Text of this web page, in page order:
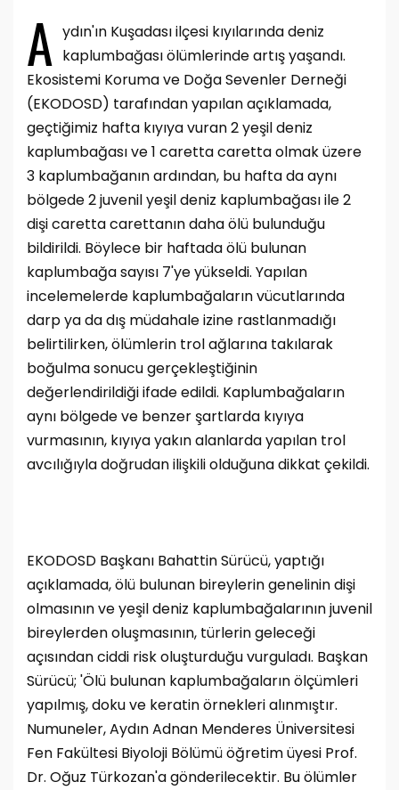
A ydın'ın Kuşadası ilçesi kıyılarında deniz
kaplumbağası ölümlerinde artış yaşandı.
Ekosistemi Koruma ve Doğa Sevenler Derneği
(EKODOSD) tarafından yapılan açıklamada,
geçtiğimiz hafta kıyıya vuran 2 yeşil deniz
kaplumbağası ve 1 caretta caretta olmak üzere
3 kaplumbağanın ardından, bu hafta da aynı
bölgede 2 juvenil yeşil deniz kaplumbağası ile 2
dişi caretta carettanın daha ölü bulunduğu
bildirildi. Böylece bir haftada ölü bulunan
kaplumbağa sayısı 7'ye yükseldi. Yapılan
incelemelerde kaplumbağaların vücutlarında
darp ya da dış müdahale izine rastlanmadığı
belirtilirken, ölümlerin trol ağlarına takılarak
boğulma sonucu gerçekleştiğinin
değerlendirildiği ifade edildi. Kaplumbağaların
aynı bölgede ve benzer şartlarda kıyıya
vurmasının, kıyıya yakın alanlarda yapılan trol
avcılığıyla doğrudan ilişkili olduğuna dikkat çekildi.
EKODOSD Başkanı Bahattin Sürücü, yaptığı
açıklamada, ölü bulunan bireylerin genelinin dişi
olmasının ve yeşil deniz kaplumbağalarının juvenil
bireylerden oluşmasının, türlerin geleceği
açısından ciddi risk oluşturduğu vurguladı. Başkan
Sürücü; 'Ölü bulunan kaplumbağaların ölçümleri
yapılmış, doku ve keratin örnekleri alınmıştır.
Numuneler, Aydın Adnan Menderes Üniversitesi
Fen Fakültesi Biyoloji Bölümü öğretim üyesi Prof.
Dr. Oğuz Türkozan'a gönderilecektir. Bu ölümler